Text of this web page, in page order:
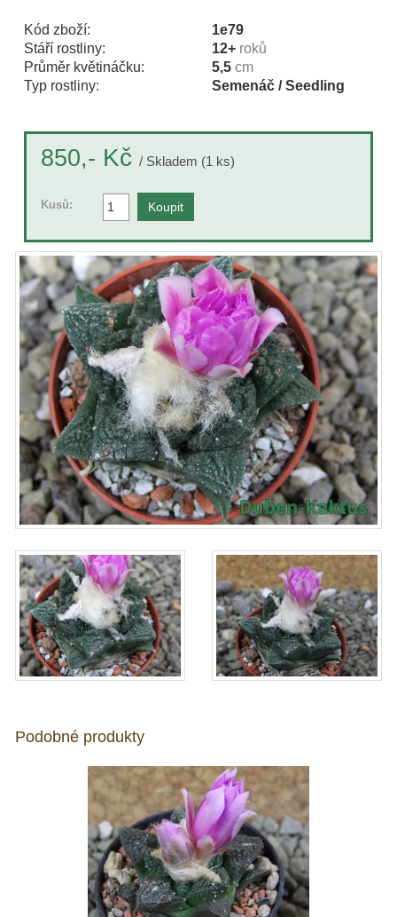
Kód zboží:
1e79
Stáří rostliny:
12+ roků
Průměr květináčku:
5,5 cm
Typ rostliny:
Semenáč / Seedling
850,- Kč / Skladem (1 ks)
Kusů:
Podobné produkty